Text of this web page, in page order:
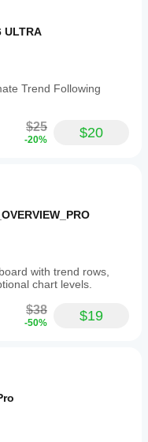
ULTRA
Trend Following
$25
-20% $20
with trend rows,
chart levels.
$38
-50% $19